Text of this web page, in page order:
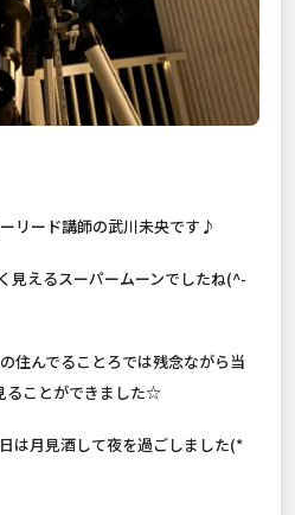
リード講師の武川未央です♪
見えるスーパームーンでしたね(^-
住んでることろでは残念ながら当
ることができました☆
は月見酒して夜を過ごしました(*